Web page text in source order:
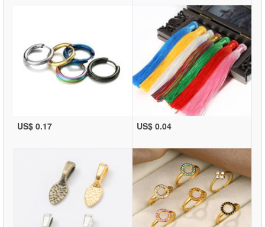
US$ 0.17 US$ 0.04